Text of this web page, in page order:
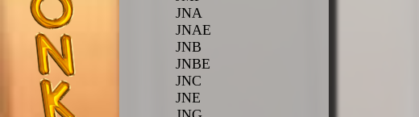
JNA
JNAE
JNB
JNBE
JNC
JNE